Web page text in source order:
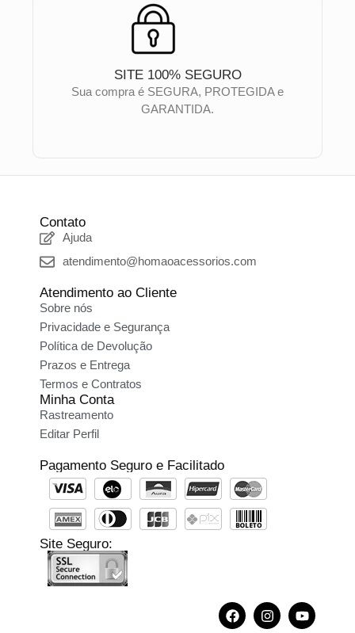
SITE 100% SEGURO
Sua compra é SEGURA, PROTEGIDA e
GARANTIDA.
Contato
Ajuda
atendimento@homaoacessorios.com
Atendimento ao Cliente
Sobre nós
Privacidade e Segurança
Política de Devolução
Prazos e Entrega
Termos e Contratos
Minha Conta
Rastreamento
Editar Perfil
Pagamento Seguro e Facilitado
Site Seguro: